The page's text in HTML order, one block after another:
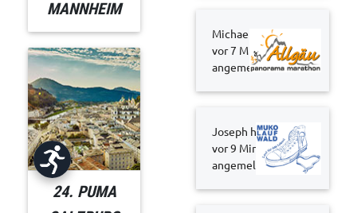
MANNHEIM
24. PUMA
Michael hat sich
vor 7 Minuten
angemeldet
Joseph hat sich
vor 9 Minuten
angemeldet